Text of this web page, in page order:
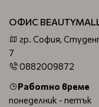
ОФИС BEAUTYMALL
гр. София,
7
0882009872
Работно време
понеделник - петък